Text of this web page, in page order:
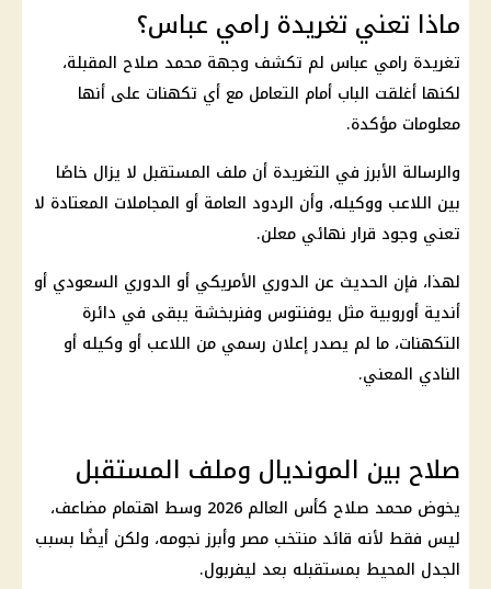
ماذا تعني تغريدة رامي عباس؟
تغريدة رامي عباس لم تكشف وجهة محمد صلاح المقبلة،
لكنها أغلقت الباب أمام التعامل مع أي تكهنات على أنها
معلومات مؤكدة.
والرسالة الأبرز في التغريدة أن ملف المستقبل لا يزال خاصًا
بين اللاعب ووكيله، وأن الردود العامة أو المجاملات المعتادة لا
تعني وجود قرار نهائي معلن.
لهذا، فإن الحديث عن الدوري الأمريكي أو الدوري السعودي أو
أندية أوروبية مثل يوفنتوس وفنربخشة يبقى في دائرة
التكهنات، ما لم يصدر إعلان رسمي من اللاعب أو وكيله أو
النادي المعني.
صلاح بين المونديال وملف المستقبل
يخوض محمد صلاح كأس العالم 2026
وسط اهتمام مضاعف،
ليس فقط لأنه قائد منتخب مصروأبرز نجومه، ولكن أيضًا بسبب
الجدل المحيط بمستقبله بعد ليفربول.